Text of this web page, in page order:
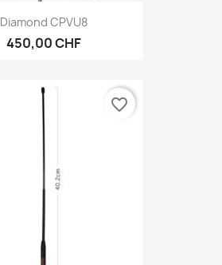
Diamond CPVU8
450,00 CHF
favorite_border